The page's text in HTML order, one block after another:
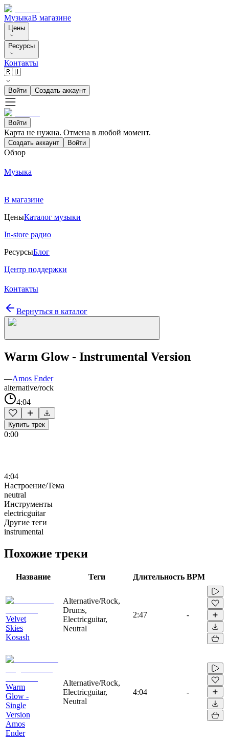
МузыкаВ магазине
Цены
Ресурсы
Контакты
🇷🇺
Войти Создать аккаунт
Войти
Карта не нужна. Отмена в любой момент.
Создать аккаунт Войти
Обзор
Музыка
В магазине
ЦеныКаталог музыки
In-store радио
РесурсыБлог
Центр поддержки
Контакты
Вернуться в каталог
Warm Glow - Instrumental Version
—Amos Ender
alternative/rock
4:04
Купить трек
0:00
4:04
Настроение/Тема
neutral
Инструменты
electricguitar
Другие теги
instrumental
Похожие треки
Название Теги Длительность BPM
Velvet
Skies
Kosash
Alternative/Rock,
Drums,
Electricguitar,
Neutral
2:47 -
Warm
Glow -
Single
Version
Amos
Ender
Alternative/Rock,
Electricguitar,
Neutral
4:04 -